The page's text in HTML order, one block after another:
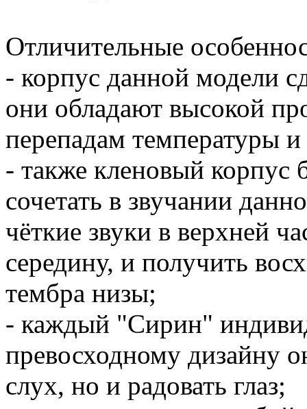
Отличительные
- корпус данной модели
они обладают высокой
перепадам температуры
- также кленовый корпус
сочетать в звучании
чёткие звуки в верхней
середину, и получить
тембра низы;
- каждый "Сирин"
превосходному дизайну
слух, но и радовать глаз;